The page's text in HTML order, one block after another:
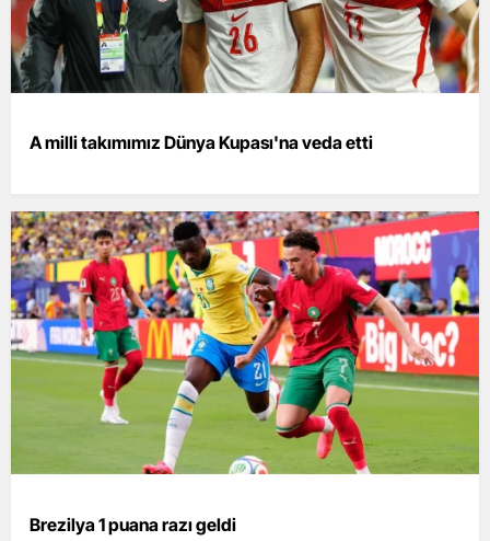
A milli takımımız Dünya Kupası'na veda etti
Brezilya 1 puana razı geldi